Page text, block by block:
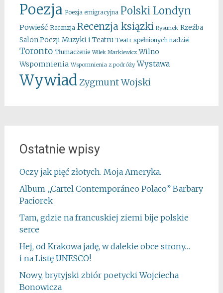
Poezja Poezja emigracyjna Polski Londyn
Powieść Recenzja Recenzja ksiązki Rysunek Rzeźba
Salon Poezji Muzyki i Teatru Teatr spełnionych nadziei
Toronto Tłumaczenie Wilek Markiewicz Wilno
Wspomnienia Wspomnienia z podróży Wystawa
WywiadZygmunt Wojski
Ostatnie wpisy
Oczy jak pięć złotych. Moja Ameryka.
Album „Cartel Contemporáneo Polaco” Barbary
Paciorek
Tam, gdzie na francuskiej ziemi bije polskie
serce
Hej, od Krakowa jadę, w dalekie obce strony…
i na Listę UNESCO!
Nowy, brytyjski zbiór poetycki Wojciecha
Bonowicza